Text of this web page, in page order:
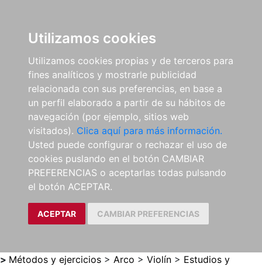
Utilizamos cookies
Utilizamos cookies propias y de terceros para
fines analíticos y mostrarle publicidad
relacionada con sus preferencias, en base a
un perfil elaborado a partir de su hábitos de
navegación (por ejemplo, sitios web
visitados). Clica aquí para más información.
Usted puede configurar o rechazar el uso de
cookies puslando en el botón CAMBIAR
PREFERENCIAS o aceptarlas todas pulsando
el botón ACEPTAR.
ACEPTAR CAMBIAR PREFERENCIAS
> Métodos y ejercicios > Arco > Violín > Estudios y